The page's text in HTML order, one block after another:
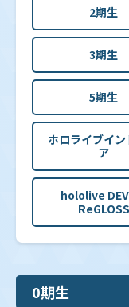
2期生
3期生
5期生
ホロライブイン
ア
hololive
ReGLOSS
0期生